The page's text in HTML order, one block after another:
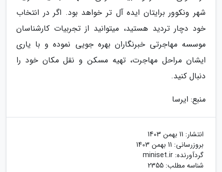
شهر ونکوور برایتان ایده آل تر خواهد بود. اگر در انتخاب
خود دچار تردید هستید، می­توانید از تجربیات کارشناسان
موسسه مهاجرتی خبرنگاران بهره­ جویی نموده و با یاری
ایشان مراحل مهاجرت، تهیه مسکن و نقل مکان خود را
دنبال کنید.
منبع: ایرسا
انتشار: 11 بهمن 1403
بروزرسانی: 11 بهمن 1403
گردآورنده: miniset.ir
شناسه مطلب: 2355